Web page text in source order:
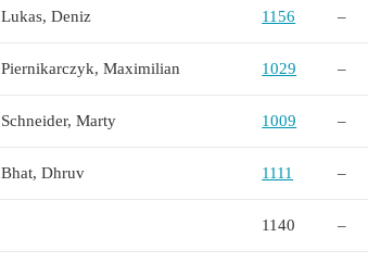
Lukas, Deniz 1156 –
Piernikarczyk, Maximilian 1029 –
Schneider, Marty 1009 –
Bhat, Dhruv 1111 –
1140 –